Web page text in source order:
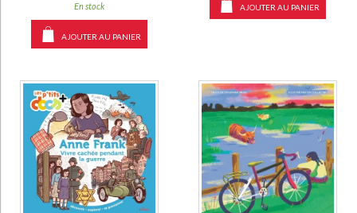
En stock
AJOUTER AU PANIER
AJOUTER AU PANIER